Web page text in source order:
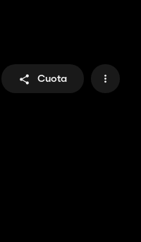
Cuota